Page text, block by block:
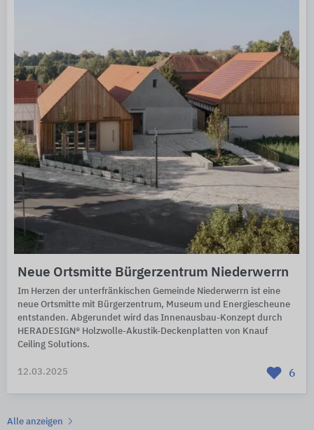
Neue Ortsmitte Bürgerzentrum Niederwerrn
Im Herzen der unterfränkischen Gemeinde Niederwerrn ist eine
neue Ortsmitte mit Bürgerzentrum, Museum und Energiescheune
entstanden. Abgerundet wird das Innenausbau-Konzept durch
HERADESIGN® Holzwolle-Akustik-Deckenplatten von Knauf
Ceiling Solutions.
12.03.2025 6
Alle anzeigen